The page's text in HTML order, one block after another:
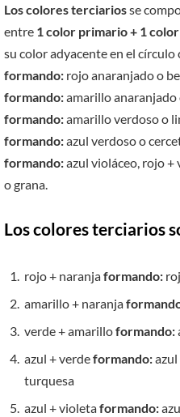
Los colores terciariosse
entre 1 color primario + 1
su color adyacente en el
formando: rojo anaranjado o
formando:amarillo anaranjado
formando:amarillo verdoso o
formando:azul verdoso o
formando:azul violáceo, rojo +
o grana.
Los colores terciarios
rojo + naranjaformando:
amarillo + naranja
verde + amarilloformando:
azul + verdeformando:azul
turquesa
azul + violetaformando: